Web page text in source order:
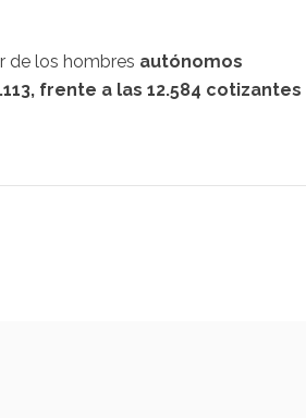
de los hombres autónomos
frente a las 12.584 cotizantes